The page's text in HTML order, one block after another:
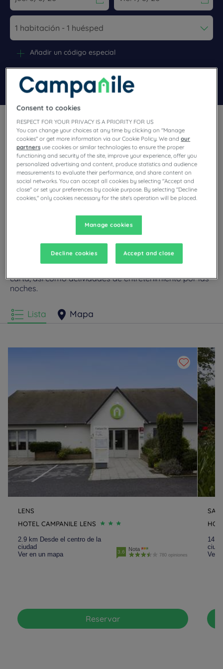
Navigate forward to interact with the calendar and select a
Navigate backward to interact
Encontrar un hotel
Añadir un código especial
¿Tiene previsto visitar Lens y busca un hotel? Campanile le
ofrece habitaciones cómodas y le invita a disfrutar de
exclusivos momentos de relax al mejor precio.
Nuestros hoteles en Lens
Campanile en Lens.Según el establecimiento,
encontrará aparcamiento privado, salas de reuniones,
carta, así como actividades de entretenimiento por las
noches.
Lista Mapa
LENS
HOTEL CAMPANILE LENS
2.9 km Desde el centro de la
ciudad
Ver en un mapa
3.6 Nota
780 opiniones
Reservar
14.1
Ver
Consent to cookies
RESPECT FOR YOUR PRIVACY IS A PRIORITY FOR US
You can change your choices at any time by clicking on "Manage
cookies" or get more information via our Cookie Policy. We andour
partners use cookies or similar technologies to ensure the proper
functioning and security of the site, improve your experience, offer you
personalized advertising and content, produce statistics and audience
measurements to evaluate their performance, and share content on
social networks. You can accept all cookies by selecting "Accept and
close" or set your preferences by cookie purpose. By selecting "Decline
cookies," only cookies necessary for the site's operation will be placed.
Manage cookies
Decline cookies Accept and close